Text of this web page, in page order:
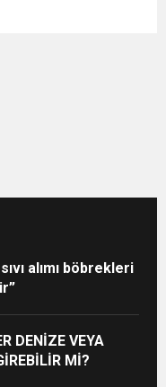
alımı böbrekleri
DENİZE VEYA
Mİ?